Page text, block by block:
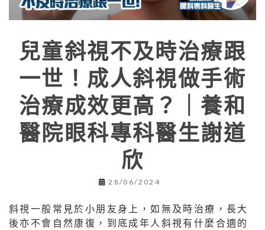
兒童斜視不及時治療跟
一世！成人斜視做手術
治療成效更高？｜養和
醫院眼科專科醫生謝道
欣
28/06/2024
斜視一般常見於小朋友身上，如無及時治療，長大
後亦不會自然康復，到底成年人斜視有什麼合適的